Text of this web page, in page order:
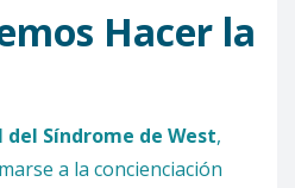
Hacer la
del Síndrome de West,
a la concienciación